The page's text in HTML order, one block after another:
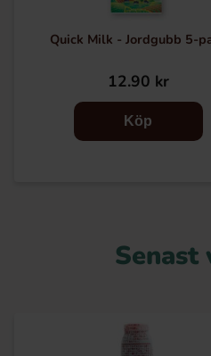
Quick Milk - Jordgubb 5-
12.90 kr
Köp
Senast